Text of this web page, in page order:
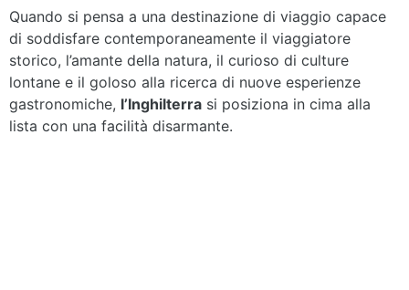
Quando si pensa a una destinazione di viaggio capace
di soddisfare contemporaneamente il viaggiatore
storico, l’amante della natura, il curioso di culture
lontane e il goloso alla ricerca di nuove esperienze
gastronomiche, l’Inghilterra si posiziona in cima alla
lista con una facilità disarmante.